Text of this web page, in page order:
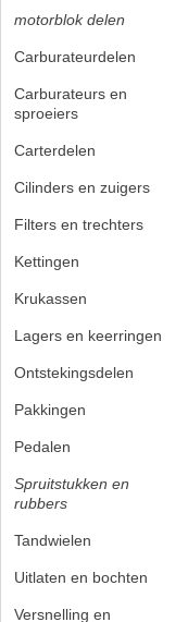
motorblok delen
Carburateurdelen
Carburateurs en
sproeiers
Carterdelen
Cilinders en zuigers
Filters en trechters
Kettingen
Krukassen
Lagers en keerringen
Ontstekingsdelen
Pakkingen
Pedalen
Spruitstukken en
rubbers
Tandwielen
Uitlaten en bochten
Versnelling en